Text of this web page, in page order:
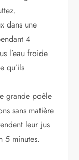
dans une
4
l’eau froide
qu’ils
grande poêle
sans matière
leur jus
5 minutes.